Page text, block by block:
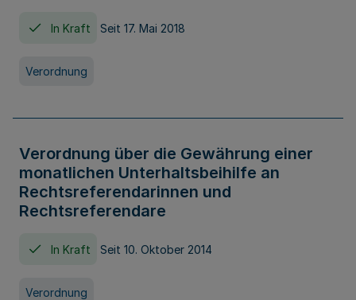
In Kraft Seit 17. Mai 2018
Verordnung
Verordnung über die Gewährung einer
monatlichen Unterhaltsbeihilfe an
Rechtsreferendarinnen und
Rechtsreferendare
In Kraft Seit 10. Oktober 2014
Verordnung